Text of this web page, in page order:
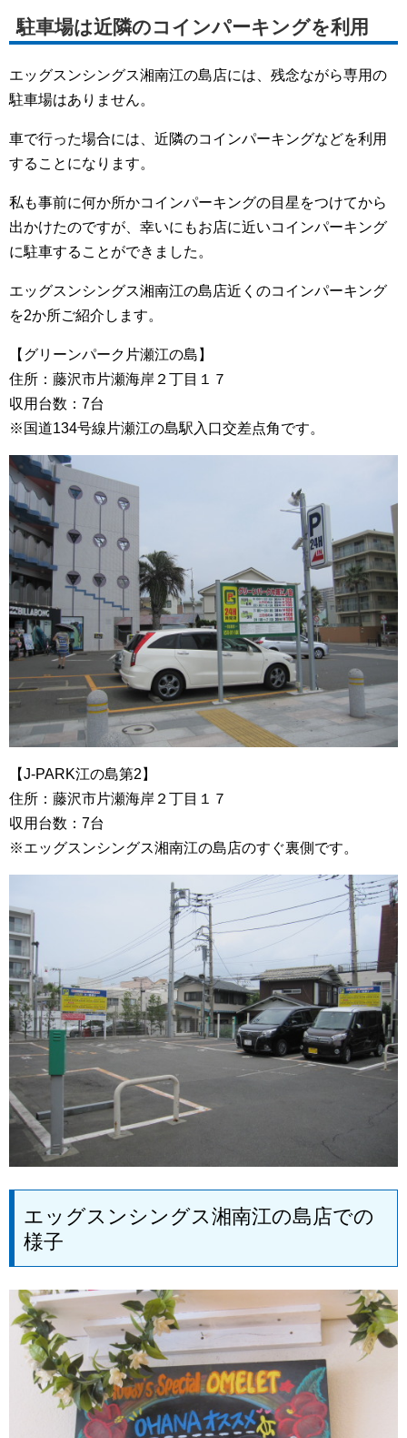
駐車場は近隣のコインパーキングを利用
エッグスンシングス湘南江の島店には、残念ながら専用の
駐車場はありません。
車で行った場合には、近隣のコインパーキングなどを利用
することになります。
私も事前に何か所かコインパーキングの目星をつけてから
出かけたのですが、幸いにもお店に近いコインパーキング
に駐車することができました。
エッグスンシングス湘南江の島店近くのコインパーキング
を2か所ご紹介します。
【グリーンパーク片瀬江の島】
住所：藤沢市片瀬海岸２丁目１７
収用台数：7台
※国道134号線片瀬江の島駅入口交差点角です。
【J-PARK江の島第2】
住所：藤沢市片瀬海岸２丁目１７
収用台数：7台
※エッグスンシングス湘南江の島店のすぐ裏側です。
エッグスンシングス湘南江の島店での
様子